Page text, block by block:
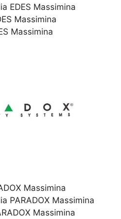
EDES Massimina
Massimina
Massimina
Massimina
PARADOX Massimina
Massimina